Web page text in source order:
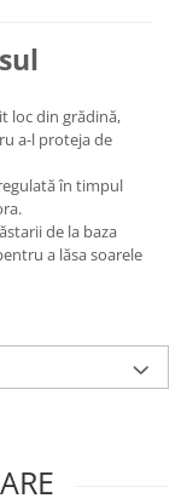
loc din grădină,
a-l proteja de
în timpul
de la baza
a lăsa soarele